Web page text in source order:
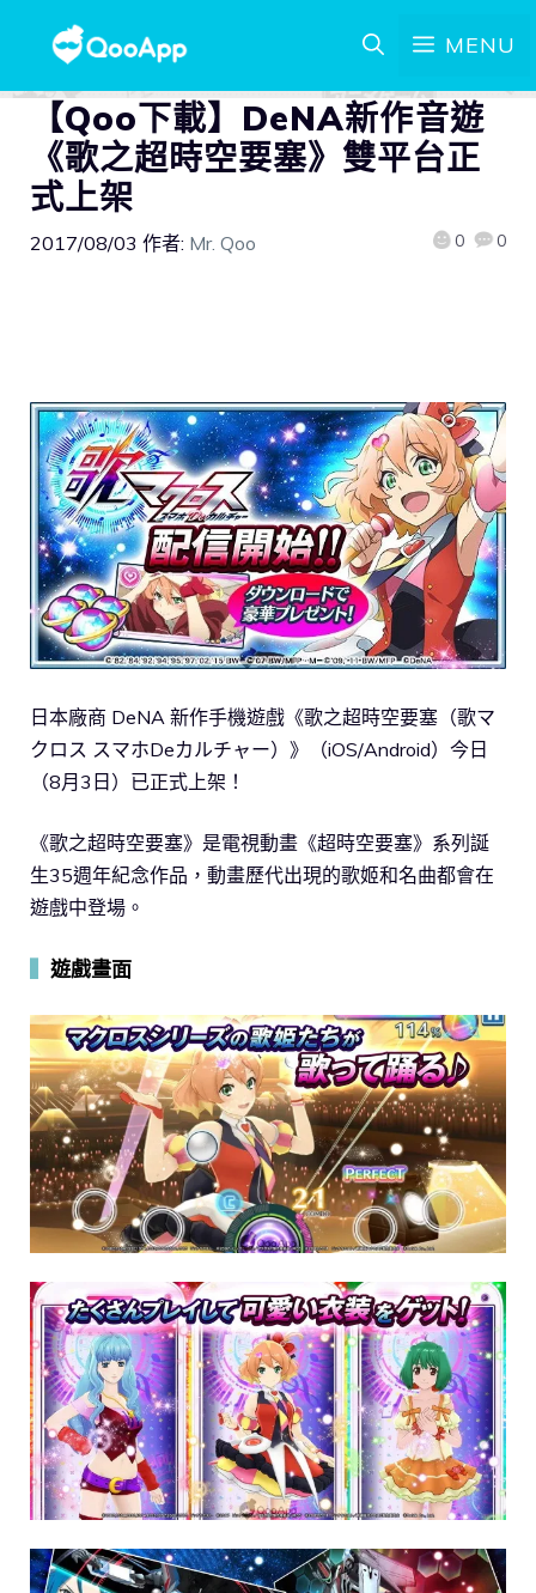
MENU
【Qoo下載】DeNA新作音遊
《歌之超時空要塞》雙平台正
式上架
2017/08/03 作者: Mr. Qoo 0 0
日本廠商 DeNA 新作手機遊戲《歌之超時空要塞（歌マ
クロス スマホDeカルチャー）》（iOS/Android）今日
（8月3日）已正式上架！
《歌之超時空要塞》是電視動畫《超時空要塞》系列誕
生35週年紀念作品，動畫歷代出現的歌姬和名曲都會在
遊戲中登場。
遊戲畫面